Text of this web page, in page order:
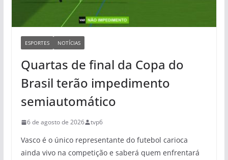
ESPORTES NOTÍCIAS
Quartas de final da Copa do
Brasil terão impedimento
semiautomático
6 de agosto de 2026 tvp6
Vasco é o único representante do futebol carioca
ainda vivo na competição e saberá quem enfrentará